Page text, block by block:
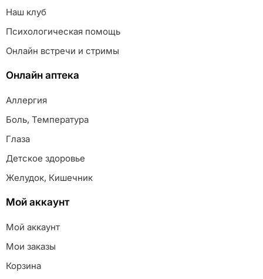
Наш клуб
Психологическая помощь
Онлайн встречи и стримы
Онлайн аптека
Аллергия
Боль, Температура
Глаза
Детское здоровье
Желудок, Кишечник
Мой аккаунт
Мой аккаунт
Мои заказы
Корзина